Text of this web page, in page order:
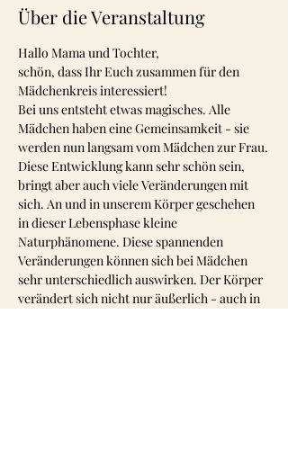
Über die Veranstaltung
Hallo Mama und Tochter,
schön, dass Ihr Euch zusammen für den
Mädchenkreis interessiert!
Bei uns entsteht etwas magisches. Alle
Mädchen haben eine Gemeinsamkeit - sie
werden nun langsam vom Mädchen zur Frau.
Diese Entwicklung kann sehr schön sein,
bringt aber auch viele Veränderungen mit
sich. An und in unserem Körper geschehen
in dieser Lebensphase kleine
Naturphänomene. Diese spannenden
Veränderungen können sich bei Mädchen
sehr unterschiedlich auswirken. Der Körper
verändert sich nicht nur äußerlich - auch in